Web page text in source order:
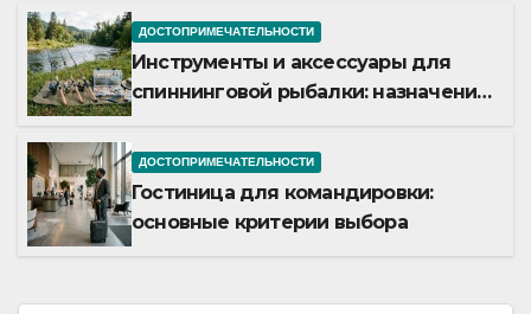
ДОСТОПРИМЕЧАТЕЛЬНОСТИ
Инструменты и аксессуары для
спиннинговой рыбалки: назначение
ДОСТОПРИМЕЧАТЕЛЬНОСТИ
Гостиница для командировки:
основные критерии выбора